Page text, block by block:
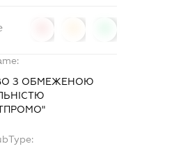
З ОБМЕЖЕНОЮ